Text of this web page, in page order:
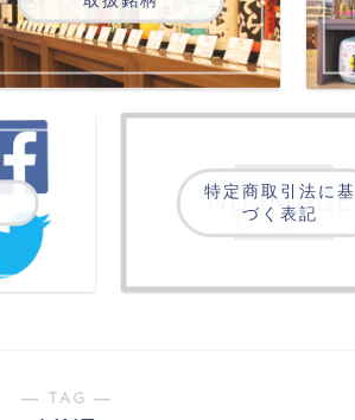
特定商取引法に基
づく表記
― TAG ―